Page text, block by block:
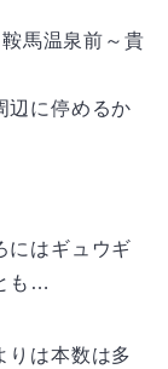
馬温泉前～貴
辺に停めるか
にはギュウギ
も…
りは本数は多